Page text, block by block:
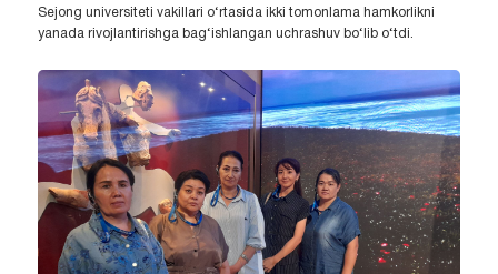
Sejong universiteti vakillari o‘rtasida ikki tomonlama hamkorlikni
yanada rivojlantirishga bag‘ishlangan uchrashuv bo‘lib o‘tdi.